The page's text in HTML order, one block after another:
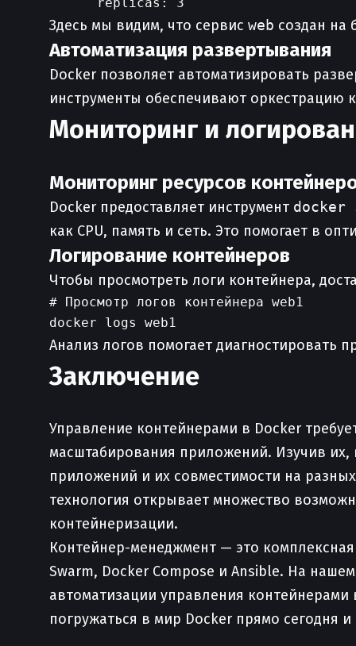
Здесь мы видим, что сервис web создан на
Автоматизация развертывания
Docker позволяет автоматизировать
инструменты обеспечивают оркестрацию
Мониторинг и
Мониторинг ресурсов
Docker предоставляет инструмент docker
как CPU, память и сеть. Это помогает в
Логирование контейнеров
Чтобы просмотреть логи контейнера,
# Просмотр логов контейнера web1
Анализ логов помогает диагностировать
Заключение
Управление контейнерами в Docker
масштабирования приложений. Изучив
приложений и их совместимости на
технология открывает множество
контейнеризации.
Контейнер-менеджмент — это
Swarm, Docker Compose и Ansible. На
автоматизации управления
погружаться в мир Docker прямо сегодня и